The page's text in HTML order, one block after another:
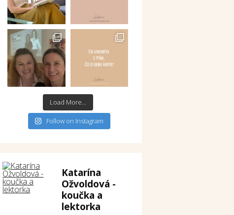
Load More...
Follow on Instagram
Katarína
Ožvoldová -
koučka a
lektorka